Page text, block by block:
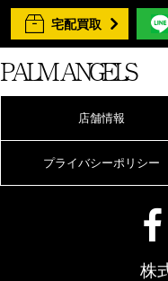
宅配買取
PALM ANGELS
店舗情報
プライバシーポリシー
株